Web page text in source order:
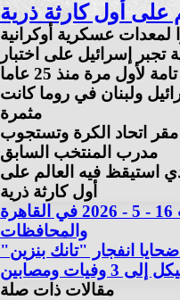
على أول كارثة ذرية
عسكرية أوكرانية
تجبر إسرائيل على اختبار
مرة منذ 25 عاما
ولبنان في روما كانت
مثمرة
مقر اتحاد الكرة وتستجوب
مدرب المنتخب السابق
استيقظ فيه العالم على
أول كارثة ذرية
مواقيت الصلاة اليوم السبت 16 - 5 - 2026 في القاهرة
والمحافظات
انفجار "تانك بنزين"
وفيات ومصابين
مقالات ذات صلة